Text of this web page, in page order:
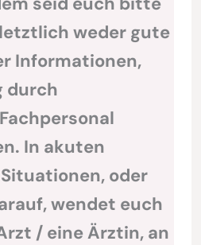
weder gute
Informationen,
durch
In akuten
oder
wendet euch
/ eine Ärztin, an